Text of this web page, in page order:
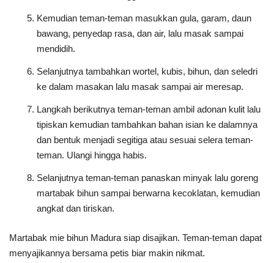
Kemudian teman-teman masukkan gula, garam, daun
bawang, penyedap rasa, dan air, lalu masak sampai
mendidih.
Selanjutnya tambahkan wortel, kubis, bihun, dan seledri
ke dalam masakan lalu masak sampai air meresap.
Langkah berikutnya teman-teman ambil adonan kulit lalu
tipiskan kemudian tambahkan bahan isian ke dalamnya
dan bentuk menjadi segitiga atau sesuai selera teman-
teman. Ulangi hingga habis.
Selanjutnya teman-teman panaskan minyak lalu goreng
martabak bihun sampai berwarna kecoklatan, kemudian
angkat dan tiriskan.
Martabak mie bihun Madura siap disajikan. Teman-teman dapat
menyajikannya bersama petis biar makin nikmat.